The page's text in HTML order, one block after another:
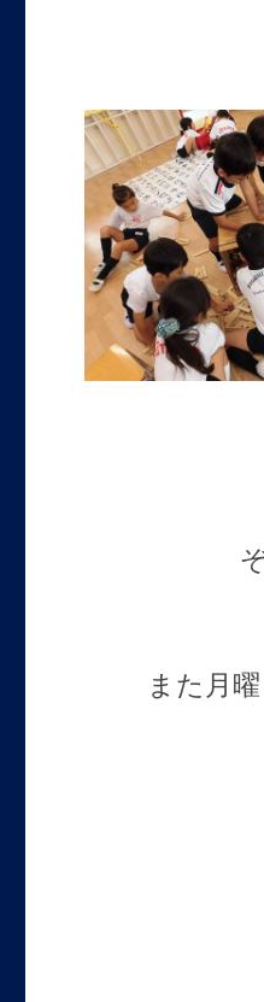
また月